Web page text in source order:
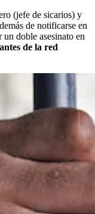
(jefe de sicarios) y
de notificarse en
doble asesinato en
de la red